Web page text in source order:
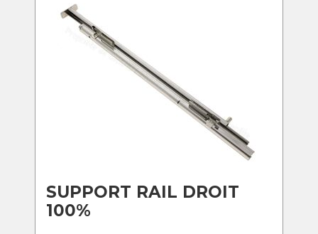
SUPPORT RAIL DROIT
100%